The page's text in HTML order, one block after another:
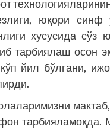
юқори синф
хусусида сўз
тарбиялаш осон
кўп йил бўлгани,